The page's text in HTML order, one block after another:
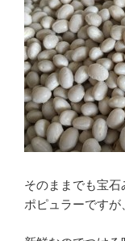
そのままでも宝
ポピュラーです